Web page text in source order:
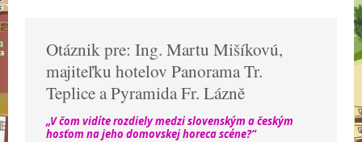
Otáznik pre: Ing. Martu Mišíkovú,
majiteľku hotelov Panorama Tr.
Teplice a Pyramida Fr. Lázně
„V čom vidíte rozdiely medzi slovenským a českým
hosťom na jeho domovskej horeca scéne?“